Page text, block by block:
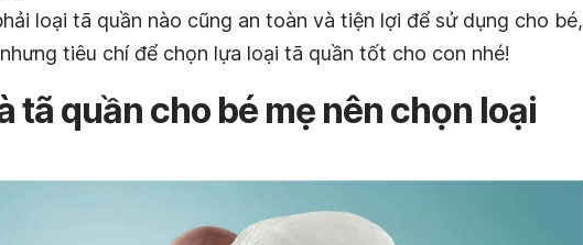
loại tã quần nào cũng an toàn và tiện lợi để sử dụng cho bé,
tiêu chí để chọn lựa loại tã quần tốt cho con nhé!
tã quần cho bé mẹ nên chọn loại